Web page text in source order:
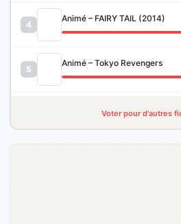
4
Animé – FAIRY TAIL (2014)
5
Animé – Tokyo Revengers
Voter pour d'autres